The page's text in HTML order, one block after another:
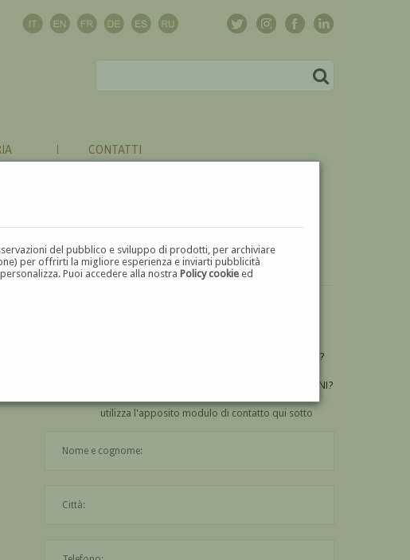
del pubblico e sviluppo di prodotti, per archiviare
per offrirti la migliore esperienza e inviarti pubblicità
Puoi accedere alla nostraPolicy cookie ed
CONTATTI
UN'OPERA DI GUGLIELMO CIANI?
UN'OPERA DI GUGLIELMO CIANI?
utilizza l'apposito modulo di contatto qui sotto